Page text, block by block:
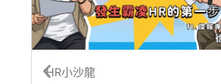
HR小沙龍